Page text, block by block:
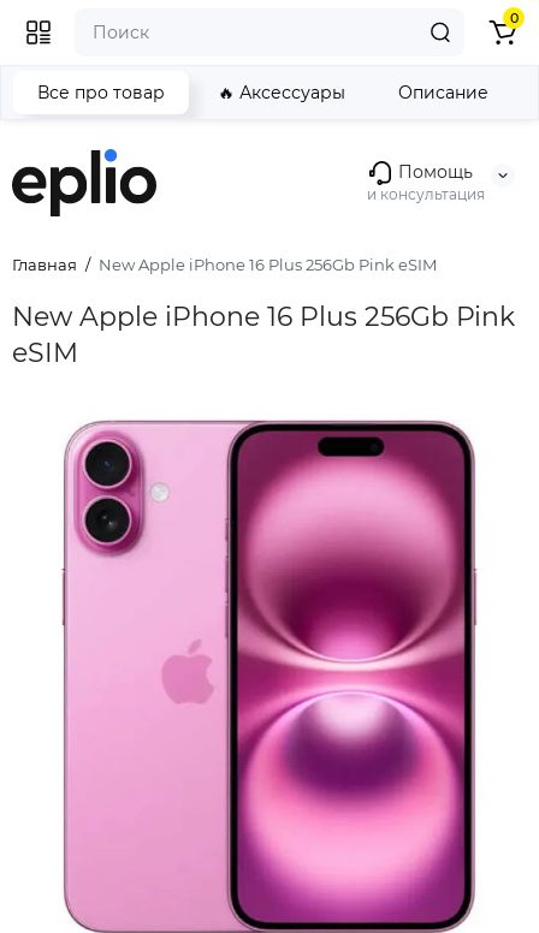
Помощь
и консультация
0
Главная New Apple iPhone 16 Plus 256Gb Pink eSIM
New Apple iPhone 16 Plus 256Gb Pink
eSIM
Все про товар 🔥 Аксессуары Описание